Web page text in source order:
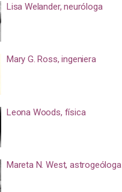
Lisa Welander, neuróloga
Mary G. Ross, ingeniera
Leona Woods, física
Mareta N. West, astrogeóloga